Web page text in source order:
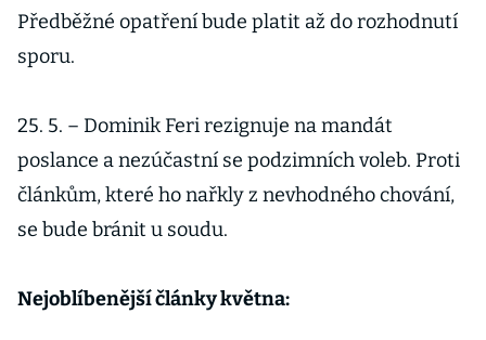
Předběžné opatření bude platit až do rozhodnutí
sporu.
25. 5. – Dominik Feri rezignuje na mandát
poslance a nezúčastní se podzimních voleb. Proti
článkům, které ho nařkly z nevhodného chování,
se bude bránit u soudu.
Nejoblíbenější články května: